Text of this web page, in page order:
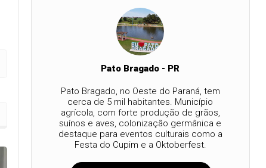
Pato Bragado - PR
Pato Bragado, no Oeste do Paraná, tem
cerca de 5 mil habitantes. Município
agrícola, com forte produção de grãos,
suínos e aves, colonização germânica e
destaque para eventos culturais como a
Festa do Cupim e a Oktoberfest.